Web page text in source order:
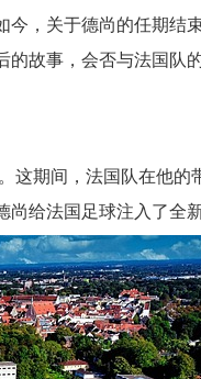
今，关于德尚的任期结
故事，会否与法国队
这期间，法国队在他的
给法国足球注入了全新